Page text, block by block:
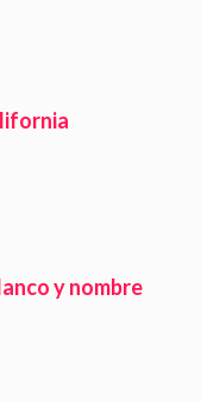
y nombre